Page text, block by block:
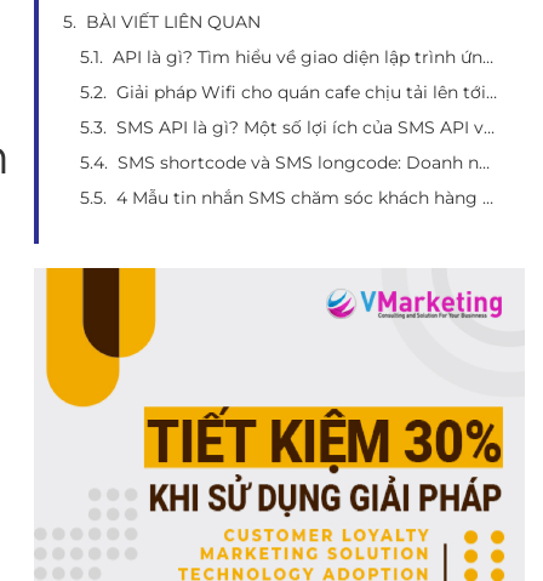
BÀI VIẾT LIÊN QUAN
API là gì? Tìm hiểu về giao diện lập trình ứng dụng và 1 số ứng dụng thiết thực
Giải pháp Wifi cho quán cafe chịu tải lên tới 100 người dùng
SMS API là gì? Một số lợi ích của SMS API và top 5 đơn vị cung cấp SMS API chất lượng
SMS shortcode và SMS longcode: Doanh nghiệp phù hợp với loại hình nào?
4 Mẫu tin nhắn SMS chăm sóc khách hàng hay nhất hiện nay